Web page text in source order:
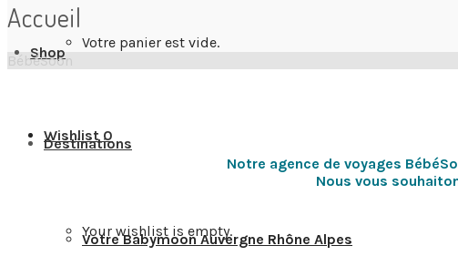
Votre panier est vide.
Wishlist 0
Your wishlist is empty.
Shop
Destinations
Votre Babymoon Auvergne Rhône Alpes
Accueil
BébéSoon
Notre agence de voyages
Nous vous